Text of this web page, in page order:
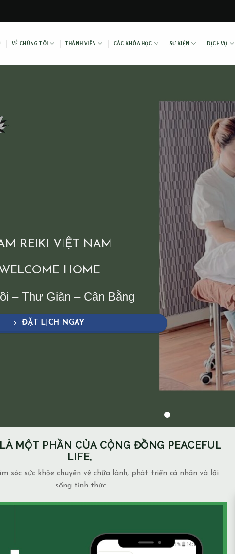
VỀ CHÚNG TÔI THÀNH VIÊN CÁC KHÓA HỌC SỰ KIỆN DỊCH VỤ
REIKI VIỆT NAM
WELCOME HOME
– Thư Giãn – Cân Bằng
ĐẶT LỊCH NGAY
MỘT PHẦN CỦA CỘNG ĐỒNG PEACEFUL
LIFE,
sóc sức khỏe chuyên về chữa lành, phát triển cá nhân và lối
sống tỉnh thức.
BẠN NÊN ĐẶT TAY ĐỦ 10 VỊ TRÍ
14/12/2025
Blogadmin